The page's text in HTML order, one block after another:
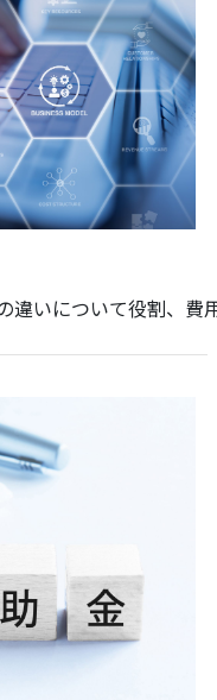
違いについて役割、費